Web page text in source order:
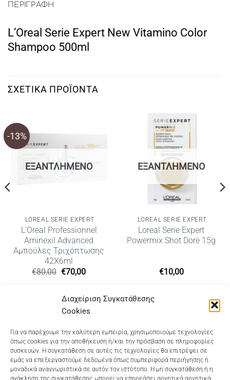
Διαχείριση Συγκατάθεσης
Cookies
Για να παρέχουμε την καλύτερη εμπειρία, χρησιμοποιούμε τεχνολογίες
όπως cookies για την αποθήκευση ή/και την πρόσβαση σε πληροφορίες
συσκευών. Η συγκατάθεση σε αυτές τις τεχνολογίες θα επιτρέψει σε
εμάς να επεξεργαστούμε δεδομένα όπως συμπεριφορά περιήγησης ή
μοναδικά αναγνωριστικά σε αυτόν τον ιστότοπο. Η μη συγκατάθεση ή η
ανάκληση της συγκατάθεσης, μπορεί να επηρεάσει αρνητικά αρνητικά
ΠΕΡΙΓΡΑΦΉ
L’Oreal Serie Expert New Vitamino Color
Shampoo 500ml
ΣΧΕΤΙΚΆ ΠΡΟΪΌΝΤΑ
-13%
ΕΞΑΝΤΛΗΜΈΝΟ
LOREAL SERIE EXPERT
L’Oreal Professionnel
Aminexil Advanced
Αμπούλες Τριχόπτωσης
42X6ml
€80,00 Original
price
€80,00.
€70,00Η
είναι:
€70,00.
ΕΞΑΝΤΛΗΜΈΝΟ
LOREAL SERIE EXPERT
Lοreal Serie Expert
Powermix Shot Dore 15g
€10,00
Dioni Hair Care, Ζυμβρακάκηδων 33, τηλ 28210
91906
Dioni Hair Spa, Κ. Σφακιανάκη 5, τηλ 28210 94712